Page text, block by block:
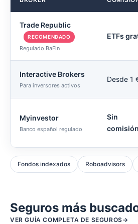
Trade Republic
RECOMENDADO
Regulado BaFin
ETFs
Interactive Brokers
Para inversores activos
Desde 1
Myinvestor
Banco español regulado
Sin
comisión
Fondos indexados Roboadvisors
Seguros más
VER GUÍA COMPLETA DE SEGUROS